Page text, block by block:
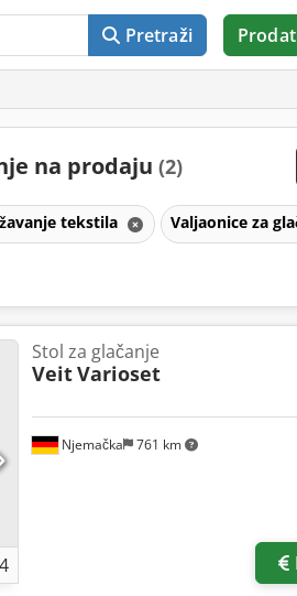
Pretraži
na prodaju (2)
tekstila Valjaonice za
4
Njemačka 761 km
Stol za glačanje
VeitVarioset